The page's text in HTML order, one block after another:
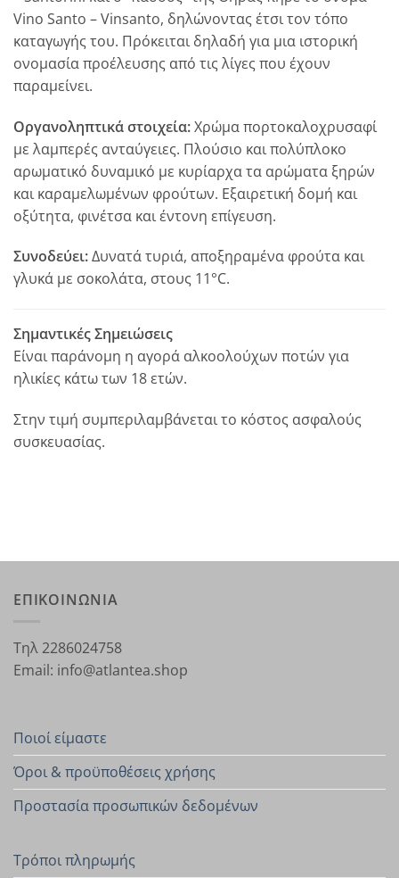
Vino Santo – Vinsanto, δηλώνοντας έτσι τον τόπο
καταγωγής του. Πρόκειται δηλαδή για μια ιστορική
ονομασία προέλευσης από τις λίγες που έχουν
παραμείνει.
Οργανοληπτικά στοιχεία:Χρώμα πορτοκαλοχρυσαφί
με λαμπερές ανταύγειες. Πλούσιο και πολύπλοκο
αρωματικό δυναμικό με κυρίαρχα τα αρώματα ξηρών
και καραμελωμένων φρούτων. Εξαιρετική δομή και
οξύτητα, φινέτσα και έντονη επίγευση.
Συνοδεύει:Δυνατά τυριά, αποξηραμένα φρούτα και
γλυκά με σοκολάτα, στους 11°C.
Σημαντικές Σημειώσεις
Είναι παράνομη η αγορά αλκοολούχων ποτών για
ηλικίες κάτω των 18 ετών.
Στην τιμή συμπεριλαμβάνεται το κόστος ασφαλούς
συσκευασίας.
ΕΠΙΚΟΙΝΩΝΙΑ
Τηλ 2286024758
Email: info@atlantea.shop
Ποιοί είμαστε
Όροι & προϋποθέσεις χρήσης
Προστασία προσωπικών δεδομένων
Τρόποι πληρωμής